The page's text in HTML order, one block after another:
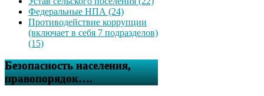
Федеральные НПА (24)
Противодействие коррупции
(включает в себя 7 подразделов)
(15)
Безопасность населения,
правопорядок….